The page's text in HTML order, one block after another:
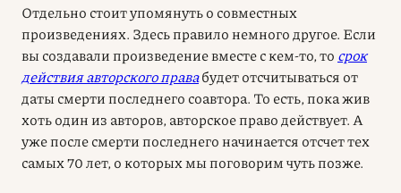
Отдельно стоит упомянуть о совместных
произведениях. Здесь правило немного другое. Если
вы создавали произведение вместе с кем-то, то срок
действия авторского правабудет отсчитываться от
даты смерти последнего соавтора. То есть, пока жив
хоть один из авторов, авторское право действует. А
уже после смерти последнего начинается отсчет тех
самых 70 лет, о которых мы поговорим чуть позже.